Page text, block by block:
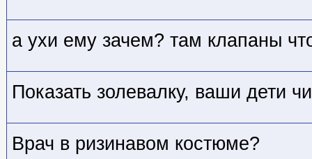
а ухи ему зачем? там клапаны
Показать золевалку, ваши дети
Врач в ризинавом костюме?